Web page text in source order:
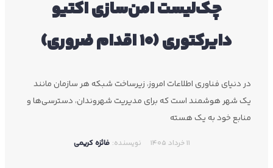
چک‌لیست امن‌سازی اکتیو
دایرکتوری (10 اقدام ضروری)
در دنیای فناوری اطلاعات امروز، زیرساخت شبکه هر سازمان مانند
یک شهر هوشمند است که برای مدیریت شهروندان، دسترسی‌ها و
منابع خود به یک هسته
11 خرداد 1405 نویسنده: فائزه کریمی